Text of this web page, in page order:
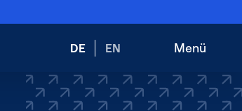
Wechsele
Sprache
zu:
DE EN
SucheMenü